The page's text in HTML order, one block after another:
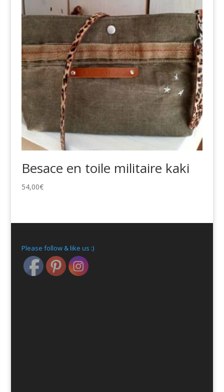
Besace en toile militaire kaki
54,00€
Please follow & like us :)